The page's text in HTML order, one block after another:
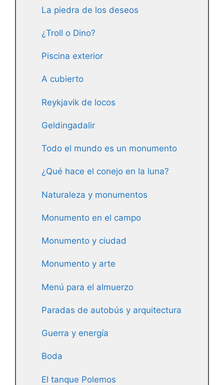
La piedra de los deseos
¿Troll o Dino?
Piscina exterior
A cubierto
Reykjavik de locos
Geldingadalir
Todo el mundo es un monumento
¿Qué hace el conejo en la luna?
Naturaleza y monumentos
Monumento en el campo
Monumento y ciudad
Monumento y arte
Menú para el almuerzo
Paradas de autobús y arquitectura
Guerra y energía
Boda
El tanque Polemos